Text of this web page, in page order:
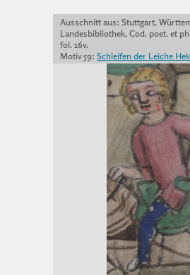
Ausschnitt aus: Stuttgart,
Landesbibliothek, Cod. poet. et
fol. 16v.
Motiv 59: Schleifen der Leiche